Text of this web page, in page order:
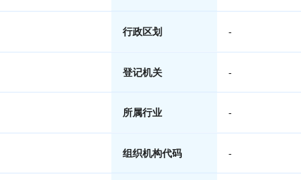
行政区划 -
登记机关 -
所属行业 -
组织机构代码 -